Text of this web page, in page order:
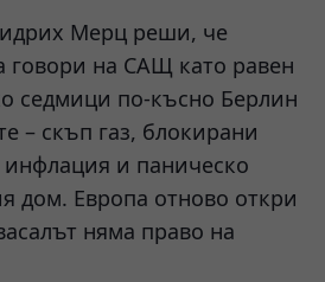
Мерц реши, че
говори на САЩ като равен
седмици по-късно Берлин
– скъп газ, блокирани
инфлация и паническо
дом. Европа отново откри
няма право на